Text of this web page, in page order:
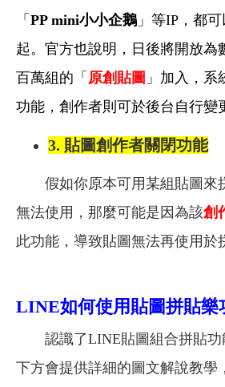
「 PP mini小小企鵝 」等IP，都
起。官方也說明，日後將開放為
百萬組的「 原創貼圖 」加入，系
功能，創作者則可於後台自行變
3. 貼圖創作者關閉功能
假如你原本可用某組貼圖來
無法使用，那麼可能是因為該創
此功能，導致貼圖無法再使用於
LINE如何使用貼圖拼貼樂
認識了LINE貼圖組合拼貼功
下方會提供詳細的圖文解說教學